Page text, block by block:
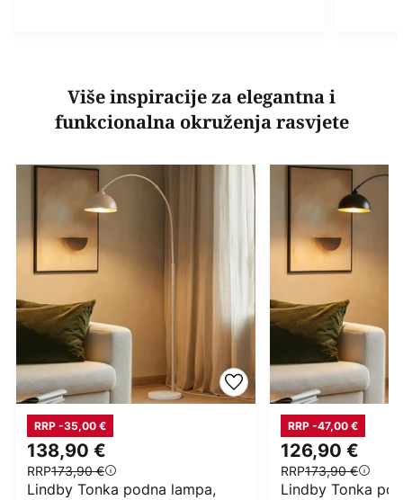
Više inspiracije za elegantna i
funkcionalna okruženja rasvjete
138,90 €
RRP173,90 €
RRP -35,00 €
Lindby Tonka podna lampa,
126,90 €
RRP173,90 €
RRP -47,00 €
Lindby Tonka